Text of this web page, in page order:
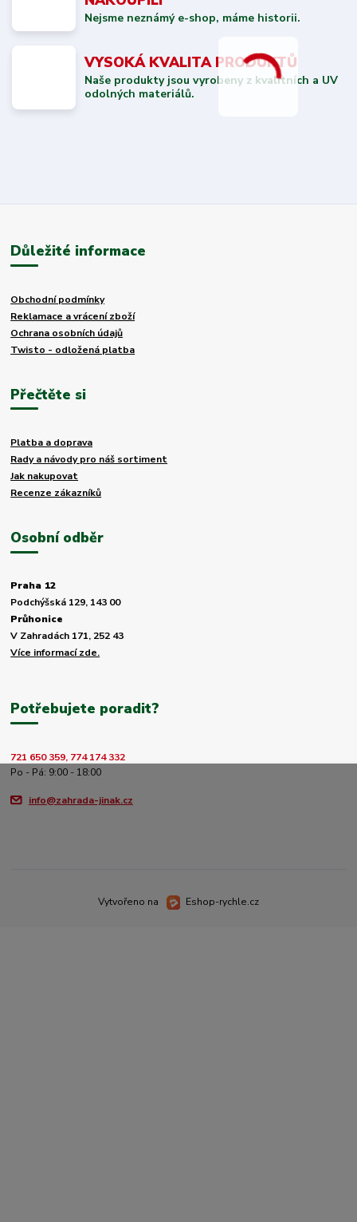
Nejsme neznámý e-shop, máme historii.
VYSOKÁ KVALITA PRODUKTŮ
Naše produkty jsou vyrobeny z kvalitních a UV
odolných materiálů.
Důležité informace
Obchodní podmínky
Reklamace a vrácení zboží
Ochrana osobních údajů
Twisto - odložená platba
Přečtěte si
Platba a doprava
Rady a návody pro náš sortiment
Jak nakupovat
Recenze zákazníků
Osobní odběr
Praha 12
Podchýšská 129, 143 00
Průhonice
V Zahradách 171, 252 43
Více informací zde.
Potřebujete poradit?
721 650 359, 774 174 332
Po - Pá: 9:00 - 18:00
info@zahrada-jinak.cz
Vytvořeno na Eshop-rychle.cz